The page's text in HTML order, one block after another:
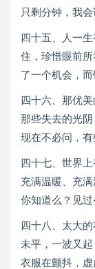
只剩分钟，我会
四十五、人一
住，珍惜眼前
了一个机会，
四十六、那优
那些失去的光
现在不必问，有
四十七、世界
充满温暖、充
你知道么？见过
四十八、太大
未平，一波又
衣服在颤抖，虚